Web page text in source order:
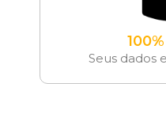
Seus dados